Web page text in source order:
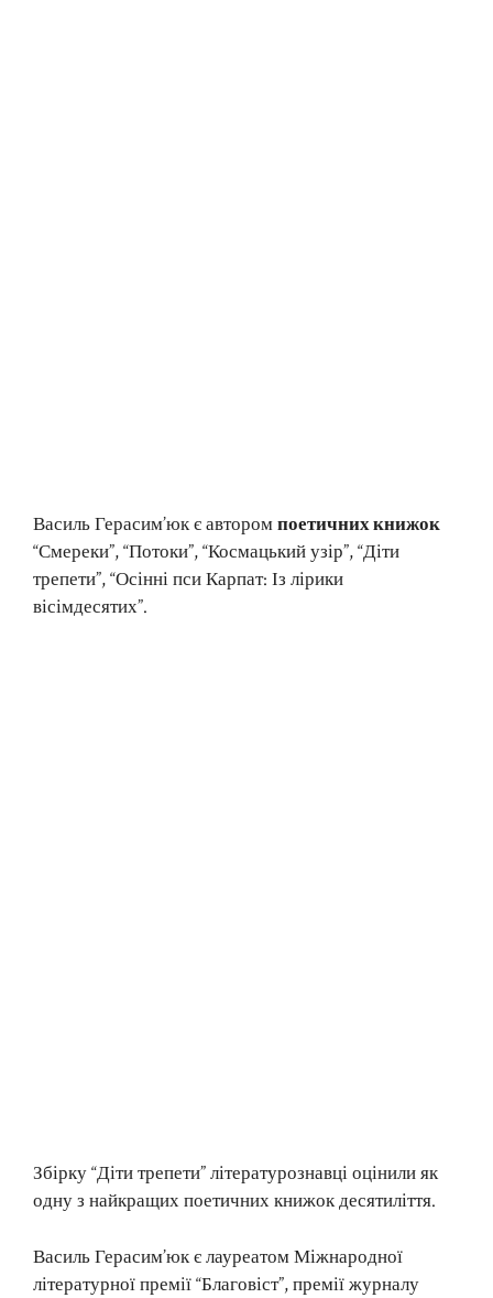
Василь Герасим’юк є авторомпоетичних книжок
“Смереки”, “Потоки”, “Космацький узір”, “Діти
трепети”, “Осінні пси Карпат: Із лірики
вісімдесятих”.
Збірку “Діти трепети” літературознавці оцінили як
одну з найкращих поетичних книжок десятиліття.
Василь Герасим’юк є лауреатом Міжнародної
літературної премії “Благовіст”, премії журналу